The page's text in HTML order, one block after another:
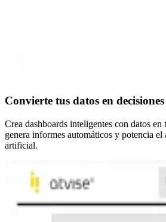
Convierte tus datos en decisiones
Crea dashboards inteligentes con datos
genera informes automáticos y potencia
artificial.